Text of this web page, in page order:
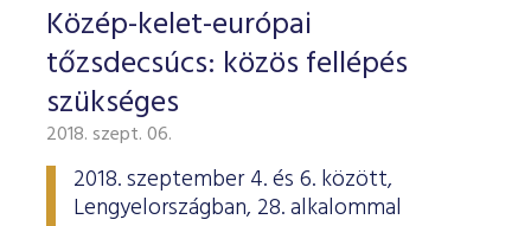
Közép-kelet-európai
tőzsdecsúcs: közös fellépés
szükséges
2018. szept. 06.
2018. szeptember 4. és 6. között,
Lengyelországban, 28. alkalommal